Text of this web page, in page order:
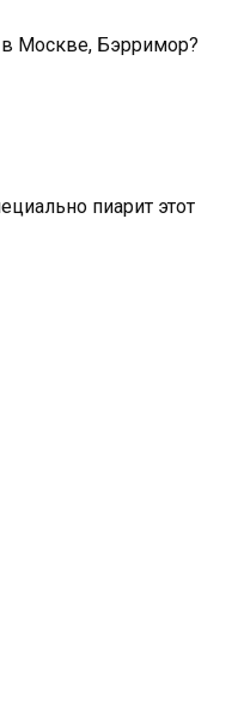
Москве, Бэрримор?
пиарит этот